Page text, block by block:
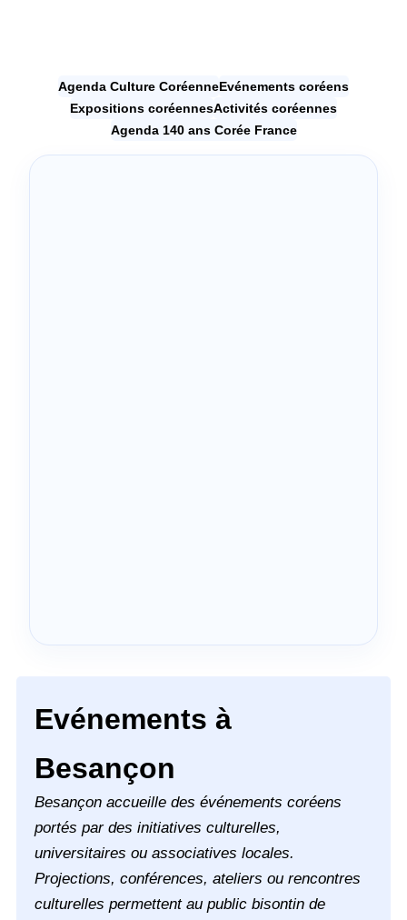
Agenda Culture CoréenneEvénements coréens
Expositions coréennesActivités coréennes
Agenda 140 ans Corée France
Evénements à
Besançon
Besançon accueille des événements coréens
portés par des initiatives culturelles,
universitaires ou associatives locales.
Projections, conférences, ateliers ou rencontres
culturelles permettent au public bisontin de